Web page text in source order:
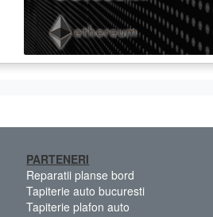
PARTENERI
Reparatii planse bord
Tapiterie auto bucuresti
Tapiterie plafon auto